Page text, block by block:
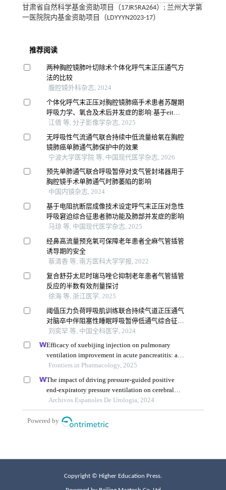
甘肃省自然科学基金资助项目（17JR5RA264）; 兰州大学第
一医院院内基金资助项目（LDYYYN2023-17）
Copyright © Higher Education Press.